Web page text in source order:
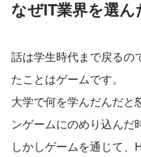
なぜIT業界を選
話は学生時代まで戻るの
たことはゲームです。
大学で何を学んだんだと
ンゲームにのめり込んだ
しかしゲームを通じて